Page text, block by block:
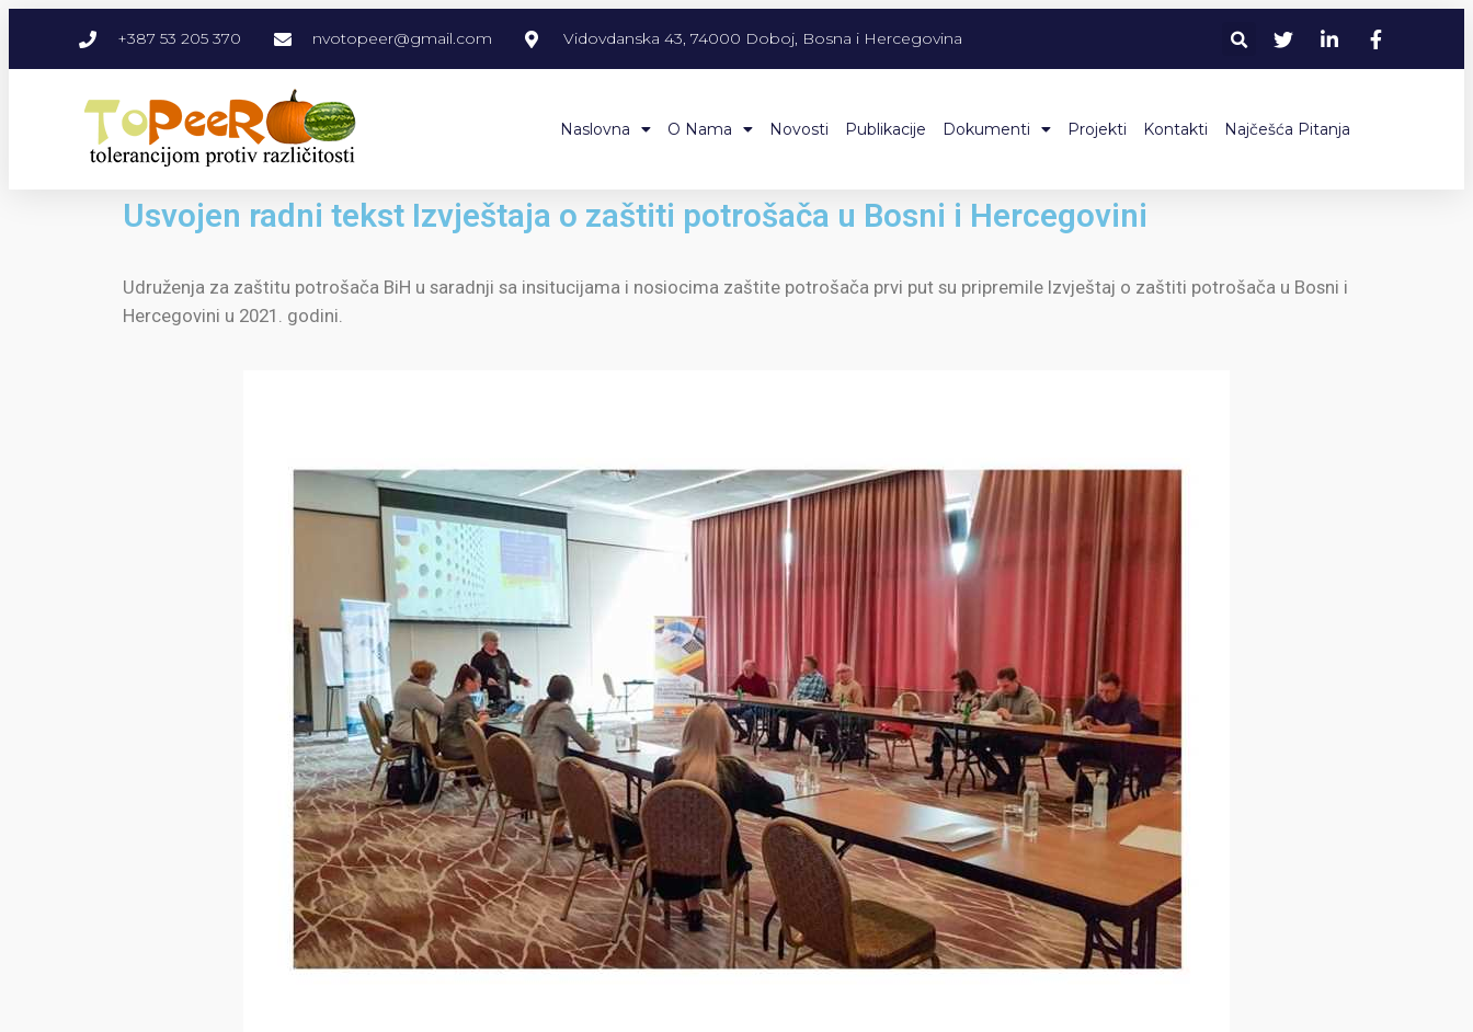
+387 53 205 370 nvotopeer@gmail.com Vidovdanska 43, 74000 Doboj, Bosna i Hercegovina
Naslovna O Nama Novosti Publikacije Dokumenti Projekti Kontakti Najčešća Pitanja
Usvojen radni tekst Izvještaja o zaštiti potrošača u Bosni i Hercegovini
Udruženja za zaštitu potrošača BiH u saradnji sa insitucijama i nosiocima zaštite potrošača prvi put su pripremile Izvještaj o zaštiti potrošača u Bosni i
Hercegovini u 2021. godini.